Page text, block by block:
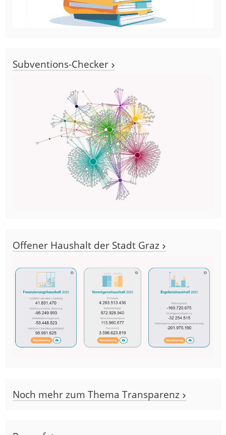
Subventions-Checker
Offener Haushalt der Stadt Graz
Noch mehr zum Thema Transparenz